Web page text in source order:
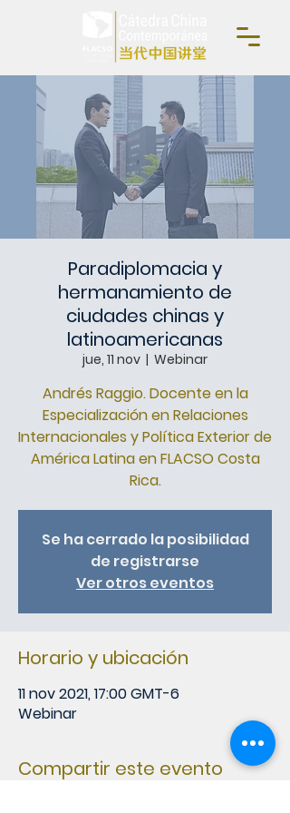
Paradiplomacia y
hermanamiento de
ciudades chinas y
latinoamericanas
jue, 11 nov
  |
Webinar
Andrés Raggio. Docente en la
Especialización en Relaciones
Internacionales y Política Exterior de
América Latina en FLACSO Costa
Rica.
Se ha cerrado la posibilidad
de registrarse
Ver otros eventos
Horario y ubicación
11 nov 2021, 17:00 GMT-6
Webinar
Compartir este evento